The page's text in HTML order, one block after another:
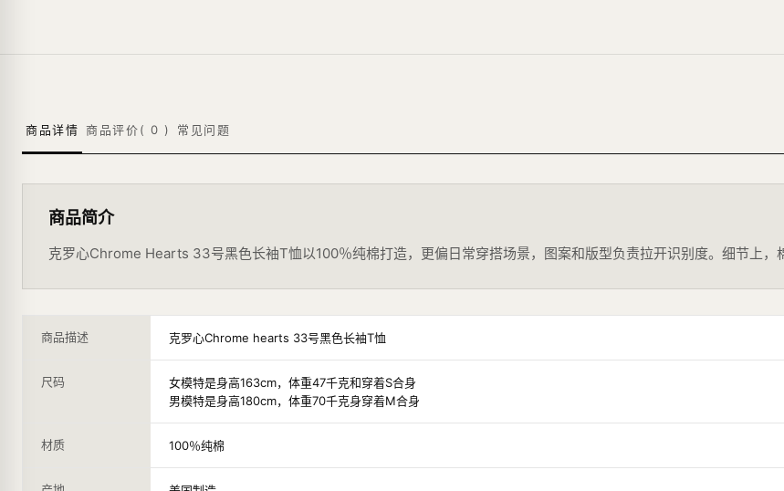
商品详情 商品评价( 0 ) 常见问题
商品简介
克罗心Chrome Hearts 33号黑色长袖T恤以100％纯棉打造，更偏日常穿搭场景，图案和版型负责拉开识别度。细节上，
商品描述 克罗心Chrome hearts 33号黑色长袖T恤
尺码
女模特是身高163cm，体重47千克和穿着S合身
男模特是身高180cm，体重70千克身穿着M合身
材质 100％纯棉